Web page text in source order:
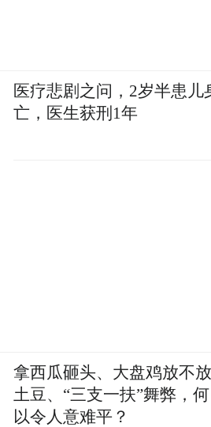
医疗悲剧之问，2岁半患儿
亡，医生获刑1年
拿西瓜砸头、大盘鸡放不放
土豆、“三支一扶”舞弊，何
以令人意难平？